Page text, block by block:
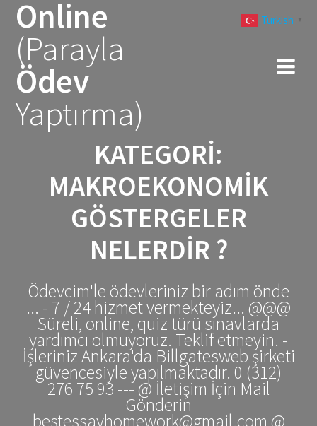
Online
(Parayla
Ödev
Yaptırma)
KATEGORI:
MAKROEKONOMIK
GÖSTERGELER
NELERDIR ?
Ödevcim'le ödevleriniz bir adım önde
... - 7 / 24 hizmet vermekteyiz... @@@
Süreli, online, quiz türü sınavlarda
yardımcı olmuyoruz. Teklif etmeyin. -
İşleriniz Ankara'da Billgatesweb şirketi
güvencesiyle yapılmaktadır. 0 (312)
276 75 93 --- @ İletişim İçin Mail
Gönderin
bestessayhomework@gmail.com @
Turkish ▼